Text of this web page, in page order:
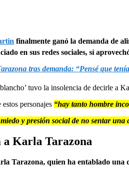
finalmente ganó la demanda de
en sus redes sociales, sí
tras demanda: “Pensé que
tuvo la insolencia de decirle a
personajes “hay tanto hombre
y presión social de no sentar
Karla Tarazona
Tarazona, quien ha entablado una